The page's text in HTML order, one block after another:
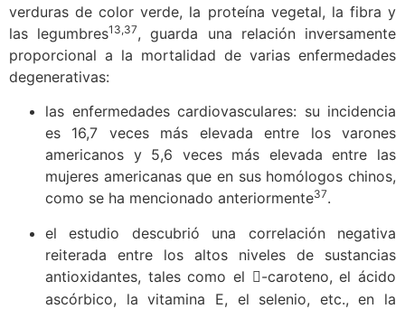
verduras de color verde, la proteína vegetal, la fibra y
las legumbres13,37, guarda una relación inversamente
proporcional a la mortalidad de varias enfermedades
degenerativas:
las enfermedades cardiovasculares: su incidencia
es 16,7 veces más elevada entre los varones
americanos y 5,6 veces más elevada entre las
mujeres americanas que en sus homólogos chinos,
como se ha mencionado anteriormente37.
el estudio descubrió una correlación negativa
reiterada entre los altos niveles de sustancias
antioxidantes, tales como el
-caroteno, el ácido
ascórbico, la vitamina E, el selenio, etc., en la